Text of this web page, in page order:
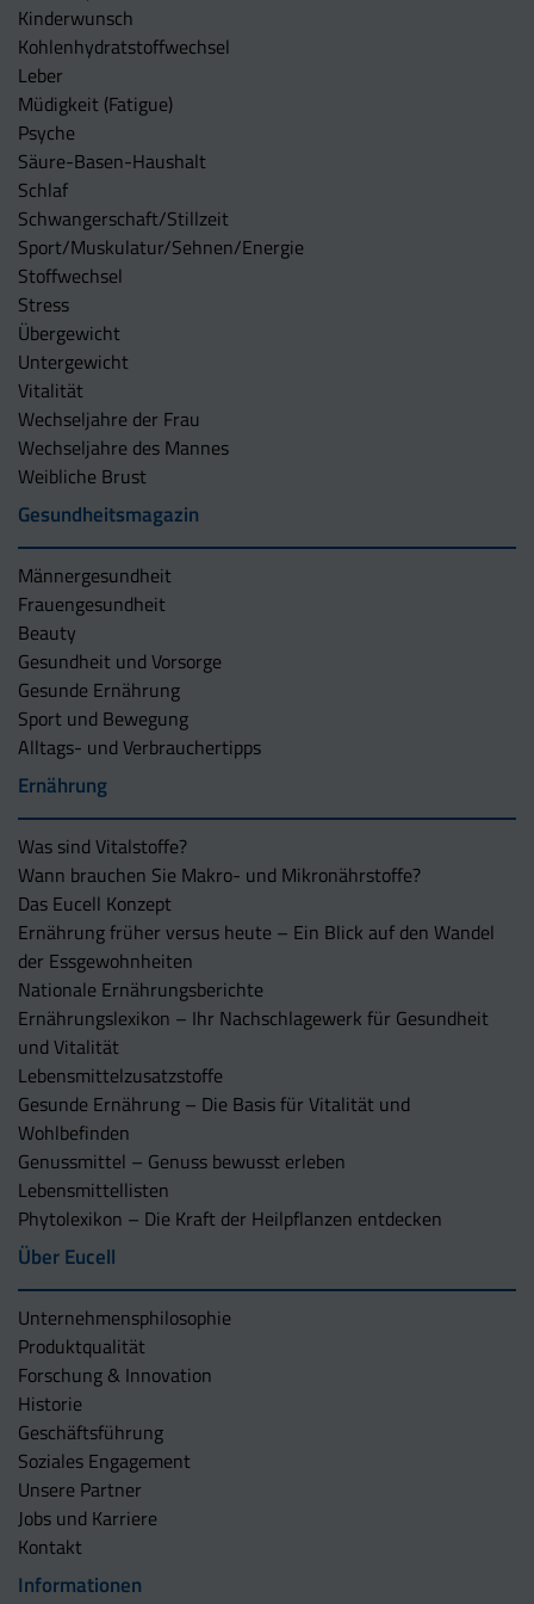
Kinderwunsch
Kohlenhydratstoffwechsel
Leber
Müdigkeit (Fatigue)
Psyche
Säure-Basen-Haushalt
Schlaf
Schwangerschaft/Stillzeit
Sport/Muskulatur/Sehnen/Energie
Stoffwechsel
Stress
Übergewicht
Untergewicht
Vitalität
Wechseljahre der Frau
Wechseljahre des Mannes
Weibliche Brust
Gesundheitsmagazin
Männergesundheit
Frauengesundheit
Beauty
Gesundheit und Vorsorge
Gesunde Ernährung
Sport und Bewegung
Alltags- und Verbrauchertipps
Ernährung
Was sind Vitalstoffe?
Wann brauchen Sie Makro- und Mikronährstoffe?
Das Eucell Konzept
Ernährung früher versus heute – Ein Blick auf den Wandel
der Essgewohnheiten
Nationale Ernährungsberichte
Ernährungslexikon – Ihr Nachschlagewerk für Gesundheit
und Vitalität
Lebensmittelzusatzstoffe
Gesunde Ernährung – Die Basis für Vitalität und
Wohlbefinden
Genussmittel – Genuss bewusst erleben
Lebensmittellisten
Phytolexikon – Die Kraft der Heilpflanzen entdecken
Über Eucell
Unternehmens­philosophie
Produktqualität
Forschung & Innovation
Historie
Geschäftsführung
Soziales Engagement
Unsere Partner
Jobs und Karriere
Kontakt
Informationen